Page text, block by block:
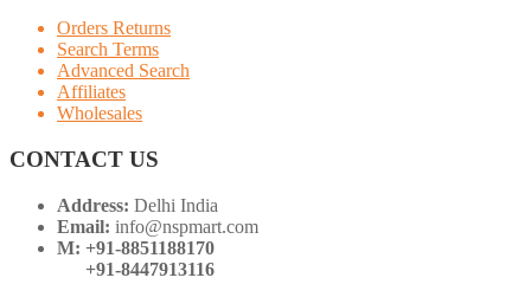
Orders Returns
Search Terms
Advanced Search
Affiliates
Wholesales
CONTACT US
Address: Delhi India
Email: info@nspmart.com
M: +91-8851188170
+91-8447913116